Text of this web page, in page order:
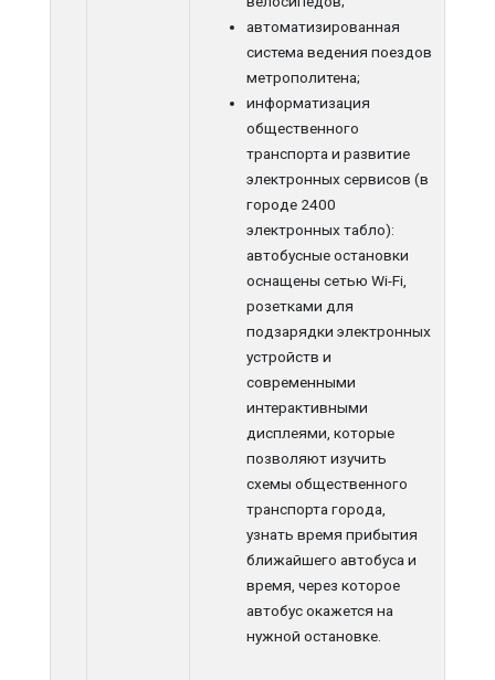
автоматизированная
система ведения поездов
метрополитена;
информатизация
общественного
транспорта и развитие
электронных сервисов (в
городе 2400
электронных табло):
автобусные остановки
оснащены сетью Wi-Fi,
розетками для
подзарядки электронных
устройств и
современными
интерактивными
дисплеями, которые
позволяют изучить
схемы общественного
транспорта города,
узнать время прибытия
ближайшего автобуса и
время, через которое
автобус окажется на
нужной остановке.